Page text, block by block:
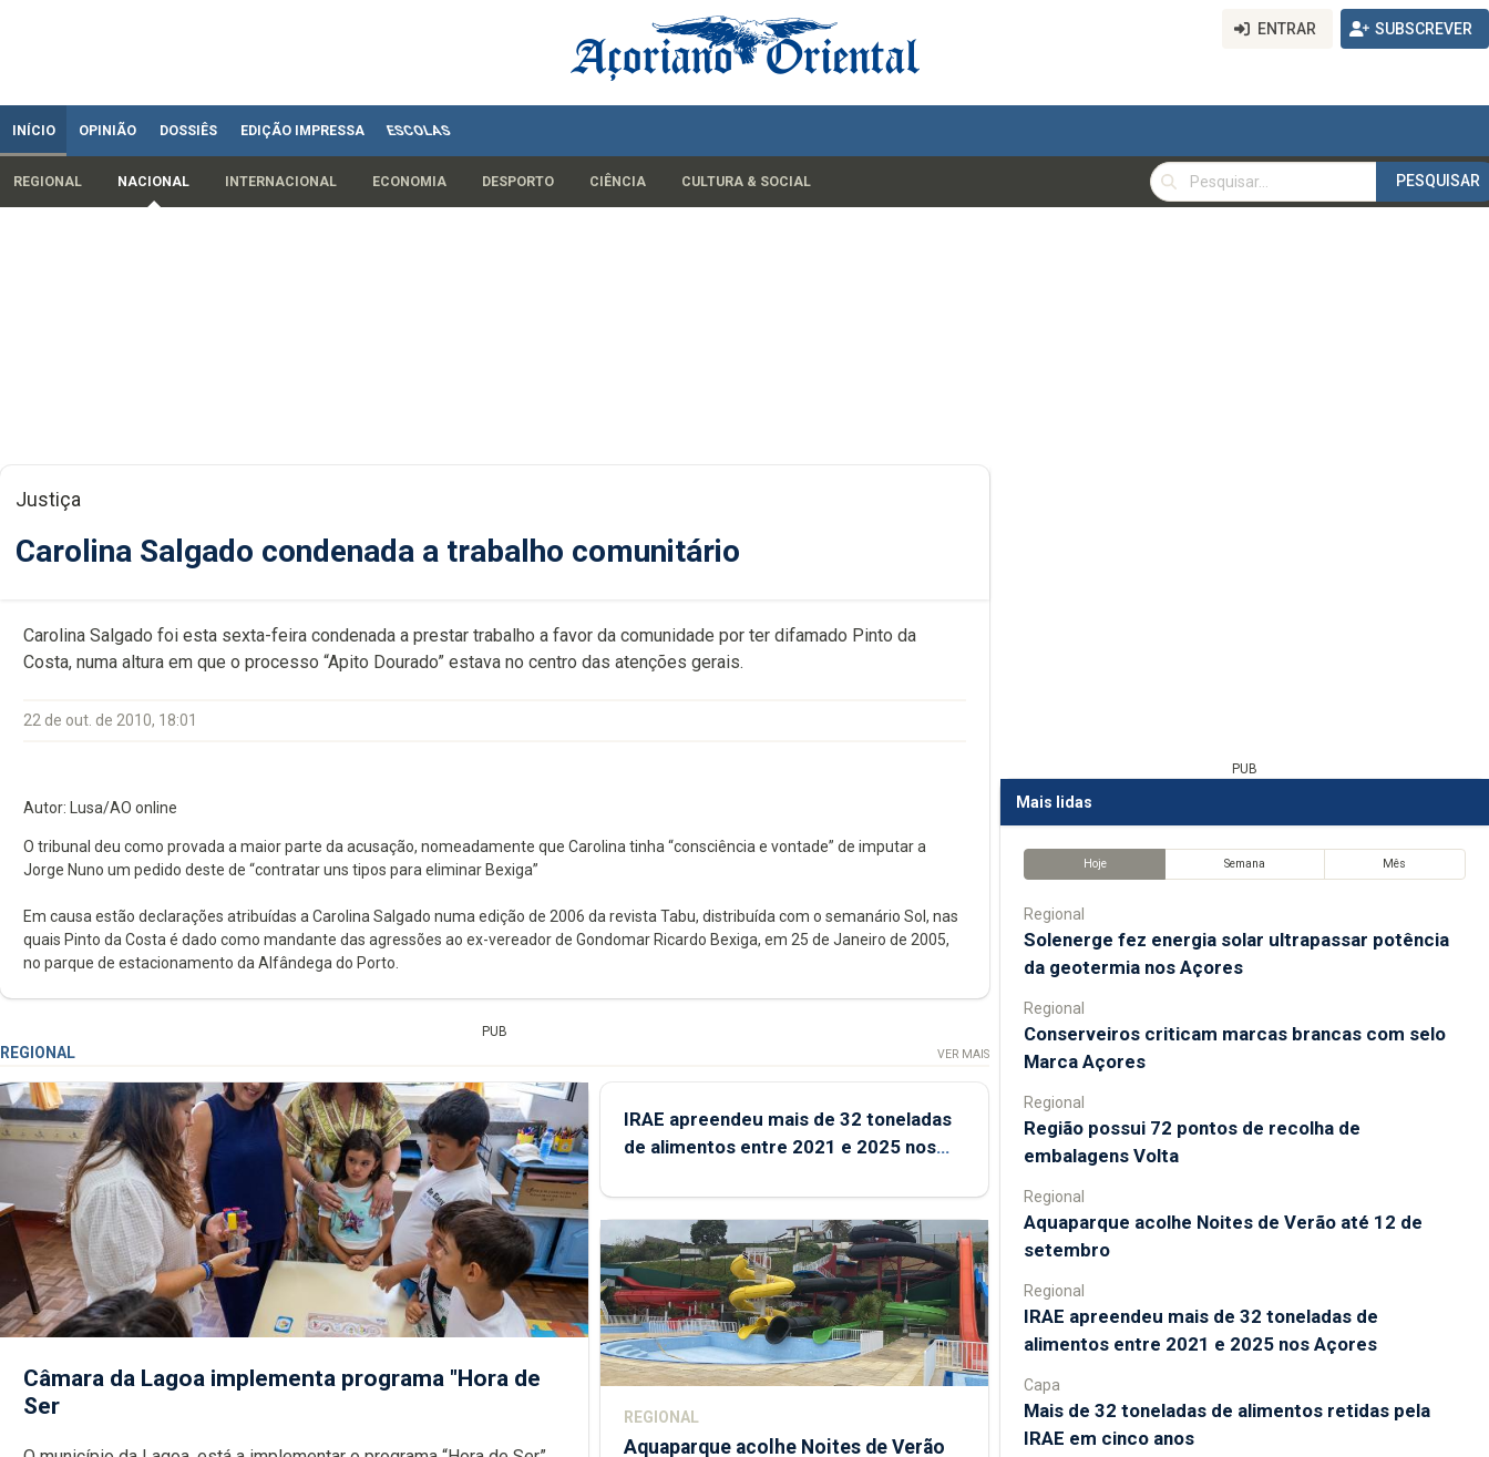
ENTRAR SUBSCREVER
INÍCIO OPINIÃO DOSSIÊS EDIÇÃO IMPRESSA ESCOLAS
REGIONAL NACIONAL INTERNACIONAL ECONOMIA DESPORTO CIÊNCIA CULTURA & SOCIAL
PESQUISAR
PESQUISAR
Justiça
Carolina Salgado condenada a trabalho comunitário
Carolina Salgado foi esta sexta-feira condenada a prestar trabalho a favor da comunidade por ter difamado Pinto da
Costa, numa altura em que o processo “Apito Dourado” estava no centro das atenções gerais.
22 de out. de 2010, 18:01
Autor: Lusa/AO online
O tribunal deu como provada a maior parte da acusação, nomeadamente que Carolina tinha “consciência e vontade” de imputar a
Jorge Nuno um pedido deste de “contratar uns tipos para eliminar Bexiga”
Em causa estão declarações atribuídas a Carolina Salgado numa edição de 2006 da revista Tabu, distribuída com o semanário Sol, nas
quais Pinto da Costa é dado como mandante das agressões ao ex-vereador de Gondomar Ricardo Bexiga, em 25 de Janeiro de 2005,
no parque de estacionamento da Alfândega do Porto.
PUB
REGIONAL VER MAIS
Câmara da Lagoa implementa programa "Hora de
Ser
IRAE apreendeu mais de 32 toneladas
de alimentos entre 2021 e 2025 nos
REGIONAL
Aquaparque acolhe Noites de Verão
PUB
Mais lidas
Hoje Semana Mês
Regional
Solenerge fez energia solar ultrapassar potência
da geotermia nos Açores
Regional
Conserveiros criticam marcas brancas com selo
Marca Açores
Regional
Região possui 72 pontos de recolha de
embalagens Volta
Regional
Aquaparque acolhe Noites de Verão até 12 de
setembro
Regional
IRAE apreendeu mais de 32 toneladas de
alimentos entre 2021 e 2025 nos Açores
Capa
Mais de 32 toneladas de alimentos retidas pela
IRAE em cinco anos